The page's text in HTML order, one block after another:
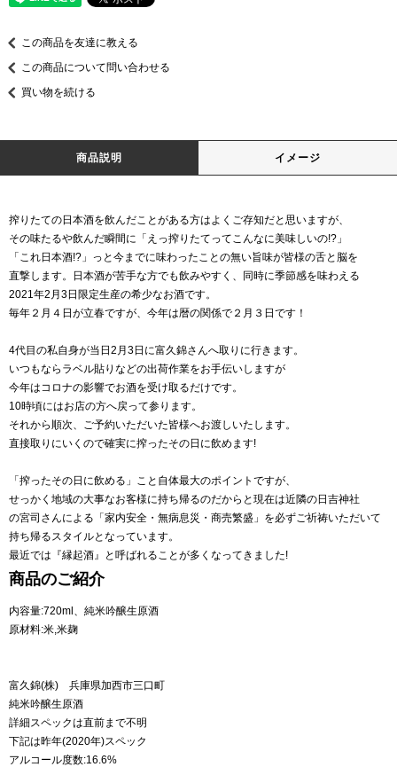
この商品を友達に教える
この商品について問い合わせる
買い物を続ける
商品説明 イメージ
搾りたての日本酒を飲んだことがある方はよくご存知だと思いますが、
その味たるや飲んだ瞬間に「えっ搾りたてってこんなに美味しいの!?」
「これ日本酒!?」っと今までに味わったことの無い旨味が皆様の舌と脳を
直撃します。日本酒が苦手な方でも飲みやすく、同時に季節感を味わえる
2021年2月3日限定生産の希少なお酒です。
毎年２月４日が立春ですが、今年は暦の関係で２月３日です！
4代目の私自身が当日2月3日に富久錦さんへ取りに行きます。
いつもならラベル貼りなどの出荷作業をお手伝いしますが
今年はコロナの影響でお酒を受け取るだけです。
10時頃にはお店の方へ戻って参ります。
それから順次、ご予約いただいた皆様へお渡しいたします。
直接取りにいくので確実に搾ったその日に飲めます!
「搾ったその日に飲める」こと自体最大のポイントですが、
せっかく地域の大事なお客様に持ち帰るのだからと現在は近隣の日吉神社
の宮司さんによる「家内安全・無病息災・商売繁盛」を必ずご祈祷いただいて
持ち帰るスタイルとなっています。
最近では『縁起酒』と呼ばれることが多くなってきました!
商品のご紹介
内容量:720ml、純米吟醸生原酒
原材料:米,米麹
富久錦(株) 兵庫県加西市三口町
純米吟醸生原酒
詳細スペックは直前まで不明
下記は昨年(2020年)スペック
アルコール度数:16.6%